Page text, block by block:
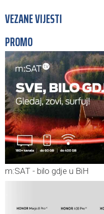
VEZANE VIJESTI
PROMO
m:SAT - bilo gdje u BiH